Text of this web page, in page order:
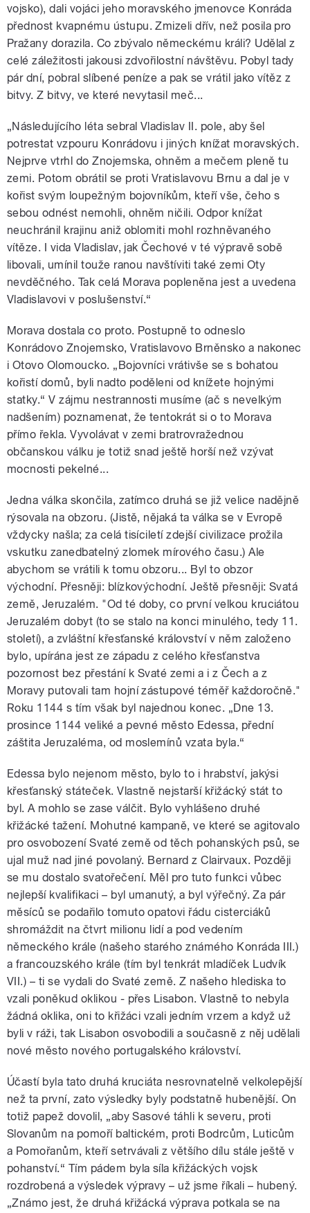
vojsko), dali vojáci jeho moravského jmenovce Konráda
přednost kvapnému ústupu. Zmizeli dřív, než posila pro
Pražany dorazila. Co zbývalo německému králi? Udělal z
celé záležitosti jakousi zdvořilostní návštěvu. Pobyl tady
pár dní, pobral slíbené peníze a pak se vrátil jako vítěz z
bitvy. Z bitvy, ve které nevytasil meč...
„Následujícího léta sebral Vladislav II. pole, aby šel
potrestat vzpouru Konrádovu i jiných knížat moravských.
Nejprve vtrhl do Znojemska, ohněm a mečem pleně tu
zemi. Potom obrátil se proti Vratislavovu Brnu a dal je v
kořist svým loupežným bojovníkům, kteří vše, čeho s
sebou odnést nemohli, ohněm ničili. Odpor knížat
neuchránil krajinu aniž oblomiti mohl rozhněvaného
vítěze. I vida Vladislav, jak Čechové v té výpravě sobě
libovali, umínil touže ranou navštíviti také zemi Oty
nevděčného. Tak celá Morava popleněna jest a uvedena
Vladislavovi v poslušenství.“
Morava dostala co proto. Postupně to odneslo
Konrádovo Znojemsko, Vratislavovo Brněnsko a nakonec
i Otovo Olomoucko. „Bojovníci vrátivše se s bohatou
kořistí domů, byli nadto poděleni od knížete hojnými
statky.“ V zájmu nestrannosti musíme (ač s nevelkým
nadšením) poznamenat, že tentokrát si o to Morava
přímo řekla. Vyvolávat v zemi bratrovražednou
občanskou válku je totiž snad ještě horší než vzývat
mocnosti pekelné...
Jedna válka skončila, zatímco druhá se již velice nadějně
rýsovala na obzoru. (Jistě, nějaká ta válka se v Evropě
vždycky našla; za celá tisíciletí zdejší civilizace prožila
vskutku zanedbatelný zlomek mírového času.) Ale
abychom se vrátili k tomu obzoru... Byl to obzor
východní. Přesněji: blízkovýchodní. Ještě přesněji: Svatá
země, Jeruzalém. "Od té doby, co první velkou kruciátou
Jeruzalém dobyt (to se stalo na konci minulého, tedy 11.
století), a zvláštní křesťanské království v něm založeno
bylo, upírána jest ze západu z celého křesťanstva
pozornost bez přestání k Svaté zemi a i z Čech a z
Moravy putovali tam hojní zástupové téměř každoročně."
Roku 1144 s tím však byl najednou konec. „Dne 13.
prosince 1144 veliké a pevné město Edessa, přední
záštita Jeruzaléma, od moslemínů vzata byla.“
Edessa bylo nejenom město, bylo to i hrabství, jakýsi
křesťanský státeček. Vlastně nejstarší křižácký stát to
byl. A mohlo se zase válčit. Bylo vyhlášeno druhé
křižácké tažení. Mohutné kampaně, ve které se agitovalo
pro osvobození Svaté země od těch pohanských psů, se
ujal muž nad jiné povolaný. Bernard z Clairvaux. Později
se mu dostalo svatořečení. Měl pro tuto funkci vůbec
nejlepší kvalifikaci – byl umanutý, a byl výřečný. Za pár
měsíců se podařilo tomuto opatovi řádu cisterciáků
shromáždit na čtvrt milionu lidí a pod vedením
německého krále (našeho starého známého Konráda III.)
a francouzského krále (tím byl tenkrát mladíček Ludvík
VII.) – ti se vydali do Svaté země. Z našeho hlediska to
vzali poněkud oklikou - přes Lisabon. Vlastně to nebyla
žádná oklika, oni to křižáci vzali jedním vrzem a když už
byli v ráži, tak Lisabon osvobodili a současně z něj udělali
nové město nového portugalského království.
Účastí byla tato druhá kruciáta nesrovnatelně velkolepější
než ta první, zato výsledky byly podstatně hubenější. On
totiž papež dovolil, „aby Sasové táhli k severu, proti
Slovanům na pomoří baltickém, proti Bodrcům, Luticům
a Pomořanům, kteří setrvávali z většího dílu stále ještě v
pohanství.“ Tím pádem byla síla křižáckých vojsk
rozdrobená a výsledek výpravy – už jsme říkali – hubený.
„Známo jest, že druhá křižácká výprava potkala se na